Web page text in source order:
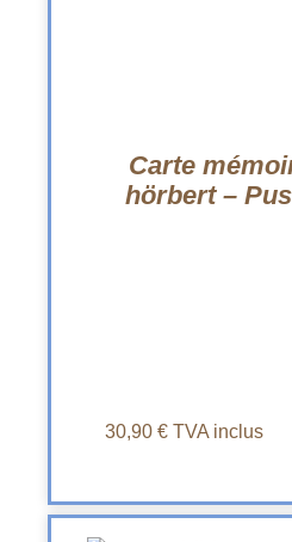
Carte
hörbert –
30,90 € TVA inclus